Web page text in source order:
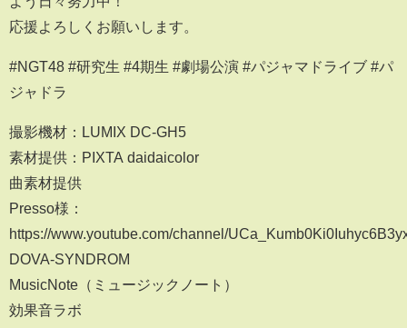
応援よろしくお願いします。
#NGT48 #研究生 #4期生 #劇場公演 #パジャマドライブ #パ
ジャドラ
撮影機材：LUMIX DC-GH5
素材提供：PIXTA daidaicolor
曲素材提供
Presso様：
https://www.youtube.com/channel/
DOVA-SYNDROM
MusicNote（ミュージックノート）
効果音ラボ